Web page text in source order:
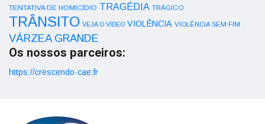
TENTATIVA DE HOMICÍDIO TRAGÉDIA TRÁGICO
TRÂNSITO VEJA O VÍDEO VIOLÊNCIA VIOLÊNCIA SEM FIM
VÁRZEA GRANDE
Os nossos parceiros:
https://crescendo-cae.fr